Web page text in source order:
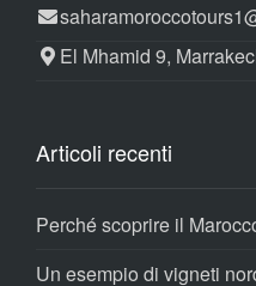
El Mhamid 9,
Articoli recenti
Perché scoprire il
Un esempio di vigneti